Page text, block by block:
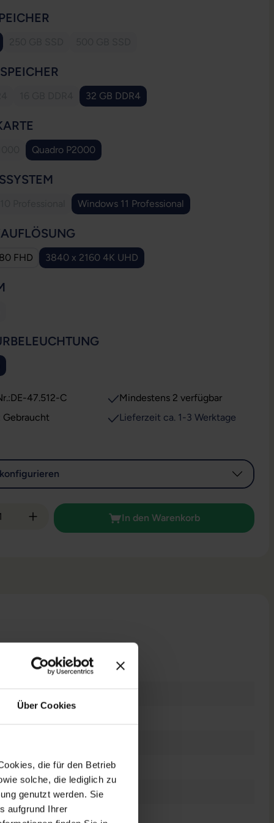
Über Cookies
die für den Betrieb
solche, die lediglich zu
genutzt werden. Sie
aufgrund Ihrer
Option ist zurzeit nicht verfügbar.)
(Diese Option ist zurzeit nicht verfügbar.)
32 GB DDR4
Option ist zurzeit nicht verfügbar.)
Quadro P2000
(Diese Option ist zurzeit nicht verfügbar.)
Windows 11 Professional
FHD 3840 x 2160 4K UHD
ist zurzeit nicht verfügbar.)
DE-47.512-C
Gebraucht
Mindestens 2 verfügbar
Lieferzeit ca. 1-3 Werktage
Anzahl: Gib den gewünschten Wert ein
In den Warenkorb
Zoll
x 2160 4K UHD
Display